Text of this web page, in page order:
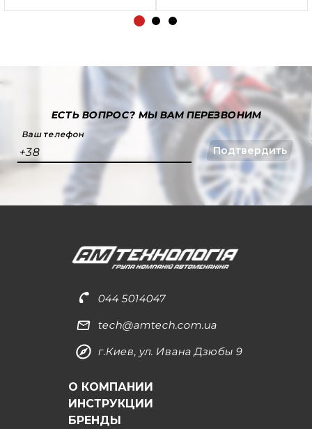
ЕСТЬ ВОПРОС?МЫ ВАМ ПЕРЕЗВОНИМ
Ваш телефон
+38 Подтвердить
044 5014047
tech@amtech.com.ua
г.Киев, ул. Ивана Дзюбы 9
О КОМПАНИИ
ИНСТРУКЦИИ
БРЕНДЫ